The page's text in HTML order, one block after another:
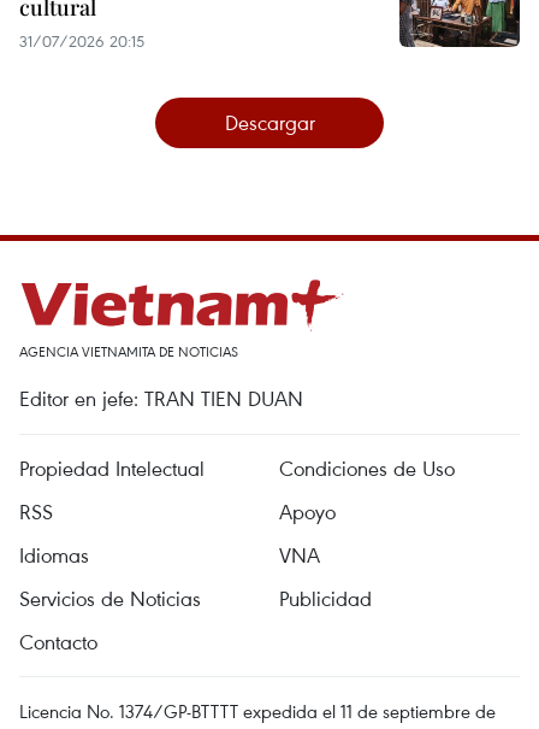
cultural
31/07/2026 20:15
Descargar
AGENCIA VIETNAMITA DE NOTICIAS
Editor en jefe: TRAN TIEN DUAN
Propiedad Intelectual
Condiciones de Uso
RSS
Apoyo
Idiomas
VNA
Servicios de Noticias
Publicidad
Contacto
Licencia No. 1374/GP-BTTTT expedida el 11 de septiembre de